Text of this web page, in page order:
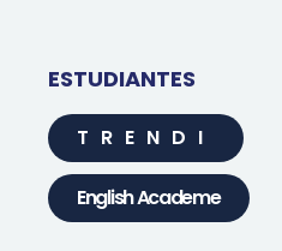
ESTUDIANTES
TRENDI
English Academe